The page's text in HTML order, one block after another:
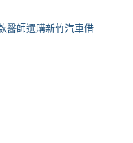
醫師選購新竹汽車借